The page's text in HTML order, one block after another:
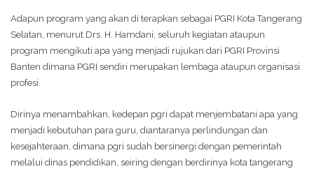
Adapun program yang akan di terapkan sebagai PGRI Kota Tangerang
Selatan, menurut Drs. H. Hamdani, seluruh kegiatan ataupun
program mengikuti apa yang menjadi rujukan dari PGRI Provinsi
Banten dimana PGRI sendiri merupakan lembaga ataupun organisasi
profesi.
Dirinya menambahkan, kedepan pgri dapat menjembatani apa yang
menjadi kebutuhan para guru, diantaranya perlindungan dan
kesejahteraan, dimana pgri sudah bersinergi dengan pemerintah
melalui dinas pendidikan, seiring dengan berdirinya kota tangerang